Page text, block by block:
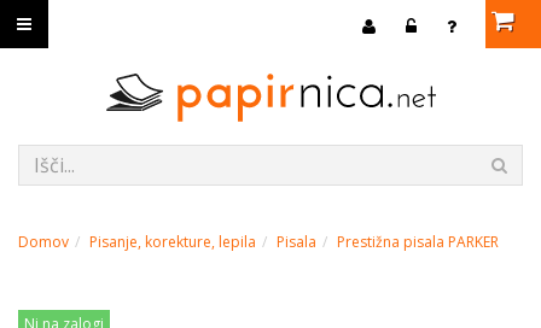
Domov Pisanje, korekture, lepila Pisala Prestižna pisala PARKER
Ni na zalogi